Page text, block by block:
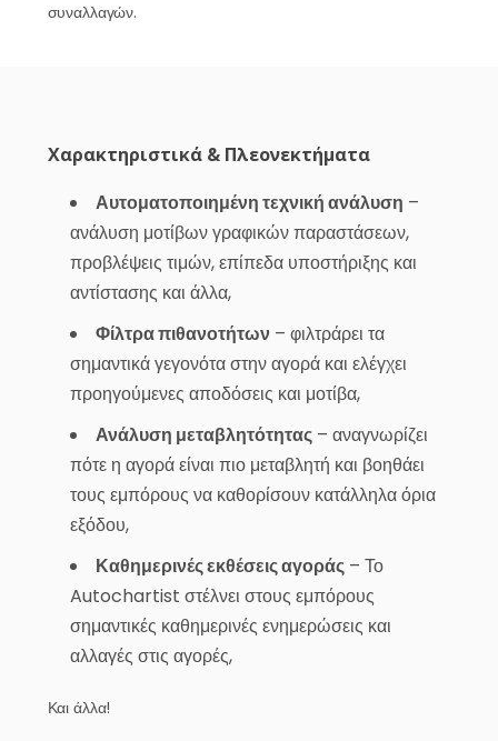
συναλλαγών.
Χαρακτηριστικά & Πλεονεκτήματα
Αυτοματοποιημένη τεχνική ανάλυση –
ανάλυση μοτίβων γραφικών παραστάσεων,
προβλέψεις τιμών, επίπεδα υποστήριξης και
αντίστασης και άλλα,
Φίλτρα πιθανοτήτων– φιλτράρει τα
σημαντικά γεγονότα στην αγορά και ελέγχει
προηγούμενες αποδόσεις και μοτίβα,
Ανάλυση μεταβλητότητας– αναγνωρίζει
πότε η αγορά είναι πιο μεταβλητή και βοηθάει
τους εμπόρους να καθορίσουν κατάλληλα όρια
εξόδου,
Καθημερινές εκθέσεις αγοράς– Το
Autochartist στέλνει στους εμπόρους
σημαντικές καθημερινές ενημερώσεις και
αλλαγές στις αγορές,
Και άλλα!